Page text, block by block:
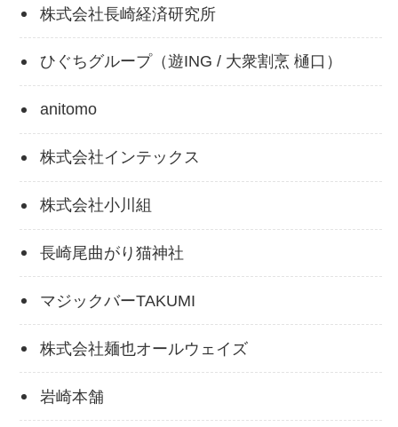
株式会社長崎経済研究所
ひぐちグループ（遊ING / 大衆割烹 樋口）
anitomo
株式会社インテックス
株式会社小川組
長崎尾曲がり猫神社
マジックバーTAKUMI
株式会社麺也オールウェイズ
岩崎本舗